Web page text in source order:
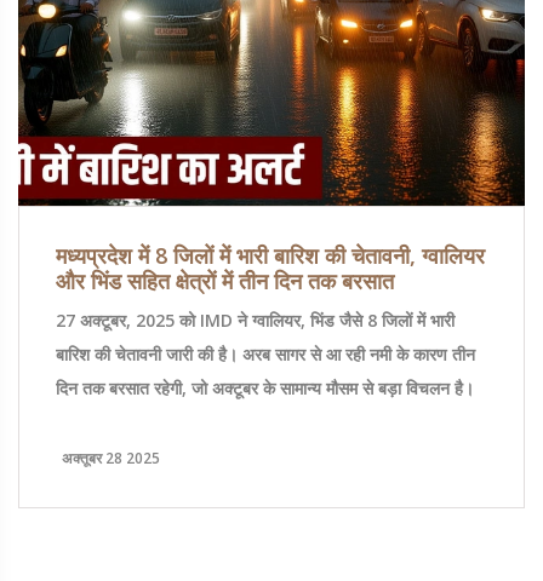
मध्यप्रदेश में 8 जिलों में भारी बारिश की चेतावनी, ग्वालियर
और भिंड सहित क्षेत्रों में तीन दिन तक बरसात
27 अक्टूबर, 2025 को IMD ने ग्वालियर, भिंड जैसे 8 जिलों में भारी
बारिश की चेतावनी जारी की है। अरब सागर से आ रही नमी के कारण तीन
दिन तक बरसात रहेगी, जो अक्टूबर के सामान्य मौसम से बड़ा विचलन है।
अक्तूबर 28 2025